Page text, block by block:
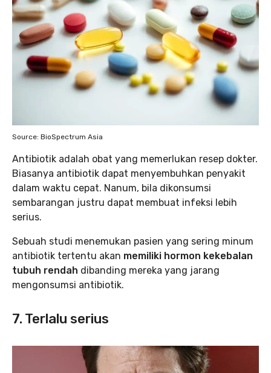
Source: BioSpectrum Asia
Antibiotik adalah obat yang memerlukan resep dokter.
Biasanya antibiotik dapat menyembuhkan penyakit
dalam waktu cepat. Nanum, bila dikonsumsi
sembarangan justru dapat membuat infeksi lebih
serius.
Sebuah studi menemukan pasien yang sering minum
antibiotik tertentu akan memiliki hormon kekebalan
tubuh rendah dibanding mereka yang jarang
mengonsumsi antibiotik.
7. Terlalu serius